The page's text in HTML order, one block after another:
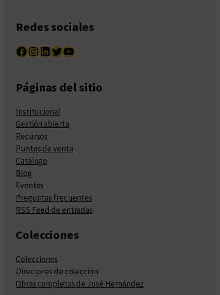
Redes sociales
Facebook InstagramLinkedIn Twitter YouTube
Páginas del sitio
Institucional
Gestión abierta
Recursos
Puntos de venta
Catálogo
Blog
Eventos
Preguntas frecuentes
RSS Feed de entradas
Colecciones
Colecciones
Directores de colección
Obras completas de José Hernández